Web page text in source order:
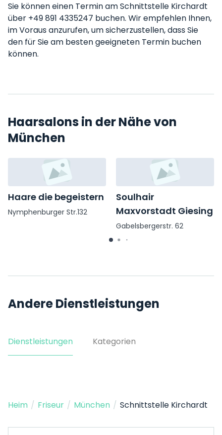
Sie können einen Termin am Schnittstelle Kirchardt
über +49 891 4335247 buchen. Wir empfehlen Ihnen,
im Voraus anzurufen, um sicherzustellen, dass Sie
den für Sie am besten geeigneten Termin buchen
können.
Haarsalons in der Nähe von
München
Haare die begeistern
Nymphenburger Str.132
Soulhair
Maxvorstadt Giesing
Gabelsbergerstr. 62
Andere Dienstleistungen
Dienstleistungen Kategorien
Heim / Friseur / München / Schnittstelle Kirchardt